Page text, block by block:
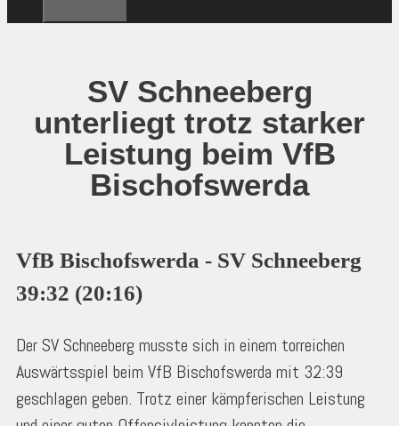
SV Schneeberg
unterliegt trotz starker
Leistung beim VfB
Bischofswerda
VfB Bischofswerda - SV Schneeberg
39:32 (20:16)
Der SV Schneeberg musste sich in einem torreichen
Auswärtsspiel beim VfB Bischofswerda mit 32:39
geschlagen geben. Trotz einer kämpferischen Leistung